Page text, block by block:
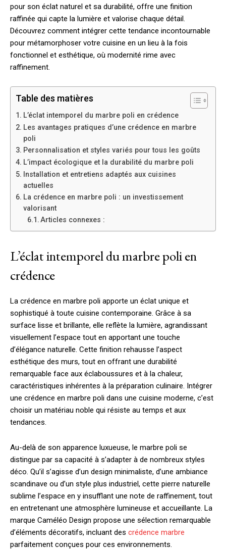
pour son éclat naturel et sa durabilité, offre une finition
raffinée qui capte la lumière et valorise chaque détail.
Découvrez comment intégrer cette tendance incontournable
pour métamorphoser votre cuisine en un lieu à la fois
fonctionnel et esthétique, où modernité rime avec
raffinement.
Table des matières
L’éclat intemporel du marbre poli en crédence
Les avantages pratiques d’une crédence en marbre
poli
Personnalisation et styles variés pour tous les goûts
L’impact écologique et la durabilité du marbre poli
Installation et entretiens adaptés aux cuisines
actuelles
La crédence en marbre poli : un investissement
valorisant
Articles connexes :
L’éclat intemporel du marbre poli en
crédence
La crédence en marbre poli apporte un éclat unique et
sophistiqué à toute cuisine contemporaine. Grâce à sa
surface lisse et brillante, elle reflète la lumière, agrandissant
visuellement l’espace tout en apportant une touche
d’élégance naturelle. Cette finition rehausse l’aspect
esthétique des murs, tout en offrant une durabilité
remarquable face aux éclaboussures et à la chaleur,
caractéristiques inhérentes à la préparation culinaire. Intégrer
une crédence en marbre poli dans une cuisine moderne, c’est
choisir un matériau noble qui résiste au temps et aux
tendances.
Au-delà de son apparence luxueuse, le marbre poli se
distingue par sa capacité à s’adapter à de nombreux styles
déco. Qu’il s’agisse d’un design minimaliste, d’une ambiance
scandinave ou d’un style plus industriel, cette pierre naturelle
sublime l’espace en y insufflant une note de raffinement, tout
en entretenant une atmosphère lumineuse et accueillante. La
marque Caméléo Design propose une sélection remarquable
d’éléments décoratifs, incluant des crédence marbre
parfaitement conçues pour ces environnements.